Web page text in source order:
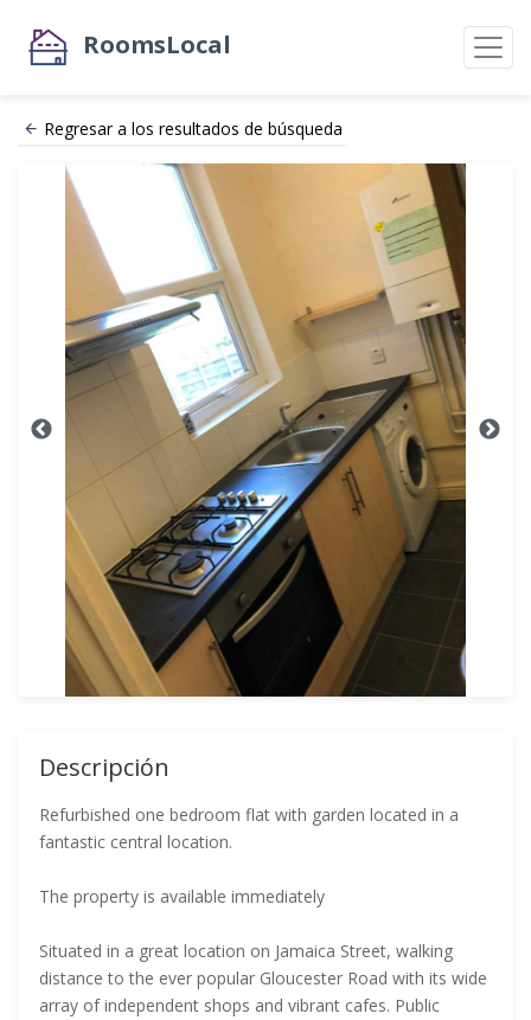
RoomsLocal
Regresar a los resultados de búsqueda
Descripción
Refurbished one bedroom flat with garden located in a
fantastic central location.
The property is available immediately
Situated in a great location on Jamaica Street, walking
distance to the ever popular Gloucester Road with its wide
array of independent shops and vibrant cafes. Public